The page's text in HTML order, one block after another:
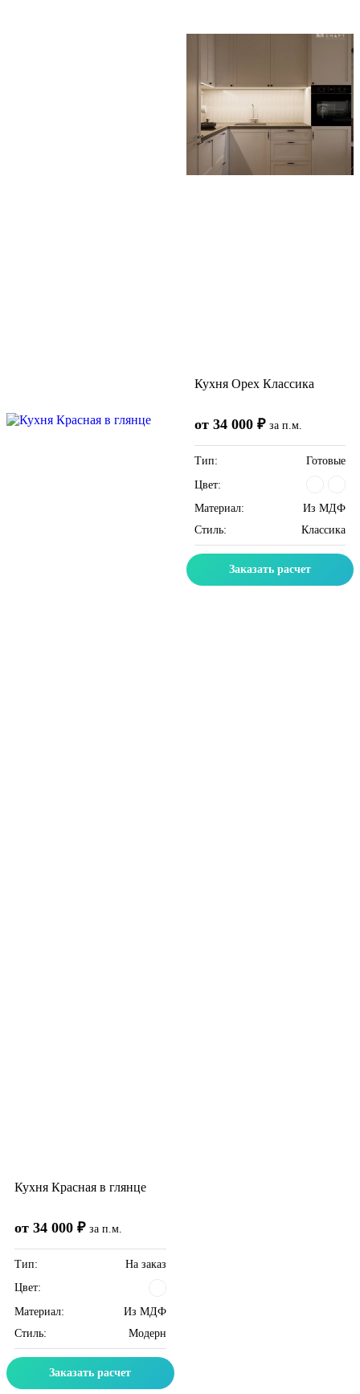
Кухня Красная в глянце
от 34 000 ₽ за п.м.
Тип:
На заказ
Цвет:
Материал:
Из МДФ
Стиль:
Модерн
Заказать расчет
Кухня Орех Классика
от 34 000 ₽ за п.м.
Тип:
Готовые
Цвет:
Материал:
Из МДФ
Стиль:
Классика
Заказать расчет